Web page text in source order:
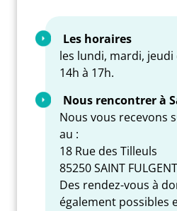
Les horaires
les lundi, mardi,
14h à 17h.
Nous rencontrer à
Nous vous recevons
au :
18 Rue des Tilleuls
85250 SAINT FULGENT
Des rendez-vous à
également possibles